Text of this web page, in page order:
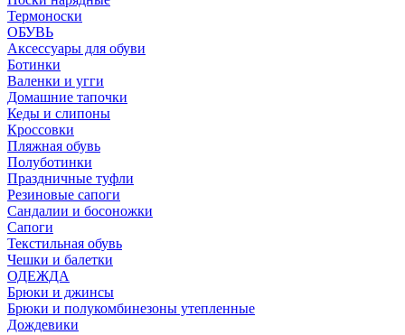
Термоноски
ОБУВЬ
Аксессуары для обуви
Ботинки
Валенки и угги
Домашние тапочки
Кеды и слипоны
Кроссовки
Пляжная обувь
Полуботинки
Праздничные туфли
Резиновые сапоги
Сандалии и босоножки
Сапоги
Текстильная обувь
Чешки и балетки
ОДЕЖДА
Брюки и джинсы
Брюки и полукомбинезоны утепленные
Дождевики